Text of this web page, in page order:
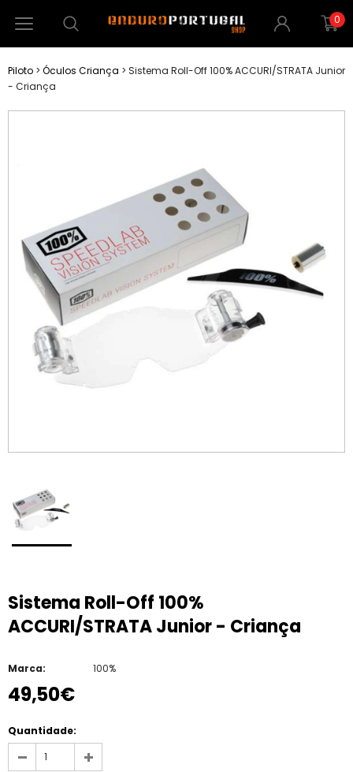
0
Piloto > Óculos Criança > Sistema Roll-Off 100% ACCURI/STRATA Junior
- Criança
Sistema Roll-Off 100%
ACCURI/STRATA Junior - Criança
Marca: 100%
49,50€
Quantidade: